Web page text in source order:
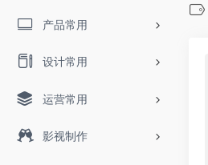
产品常用
设计常用
运营常用
影视制作